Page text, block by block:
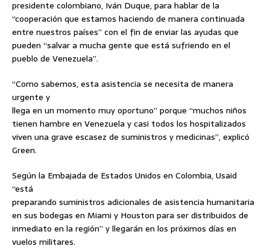
presidente colombiano, Iván Duque, para hablar de la
“cooperación que estamos haciendo de manera continuada
entre nuestros países” con el fin de enviar las ayudas que
pueden “salvar a mucha gente que está sufriendo en el
pueblo de Venezuela”.
“Como sabemos, esta asistencia se necesita de manera
urgente y
llega en un momento muy oportuno” porque “muchos niños
tienen hambre en Venezuela y casi todos los hospitalizados
viven una grave escasez de suministros y medicinas”, explicó
Green.
Según la Embajada de Estados Unidos en Colombia, Usaid
“está
preparando suministros adicionales de asistencia humanitaria
en sus bodegas en Miami y Houston para ser distribuidos de
inmediato en la región” y llegarán en los próximos días en
vuelos militares.